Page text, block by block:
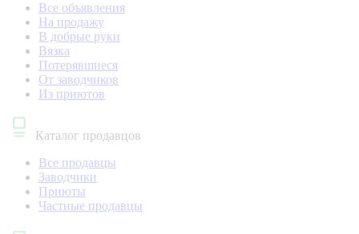
Все объявления
На продажу
В добрые руки
Вязка
Потерявшиеся
От заводчиков
Из приютов
Каталог продавцов
Все продавцы
Заводчики
Приюты
Частные продавцы